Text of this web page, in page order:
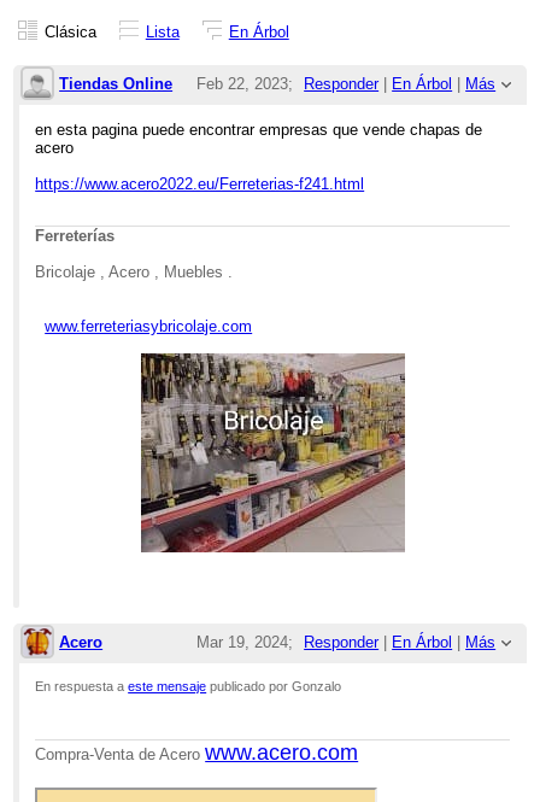
Clásica Lista En Árbol
Tiendas Online Responder| En Árbol Más
Feb 22, 2023;
11:17am
en esta pagina puede encontrar empresas que vende chapas de
acero
https://www.acero2022.eu/Ferreterias-f241.html
Ferreterías
Bricolaje , Acero , Muebles .
www.ferreteriasybricolaje.com
Acero Responder| En Árbol Más
Mar 19, 2024;
7:58pm
En respuesta aeste mensaje publicado por Gonzalo
Compra-Venta de Acerowww.acero.com